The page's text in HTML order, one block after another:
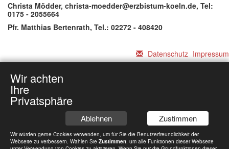
Christa Mödder, christa-moedder@erzbistum-koeln.de, Tel:
0175 - 2055664
Pfr. Matthias Bertenrath, Tel.: 02272 - 408420
Datenschutz Impressum
Wir achten
Ihre
Privatsphäre
Ablehnen Zustimmen
Wir würden gerne Cookies verwenden, um für Sie die Benutzerfreundlichkeit der
Webseite zu verbessern. Wählen Sie Zustimmen, um alle Funktionen dieser Webseite